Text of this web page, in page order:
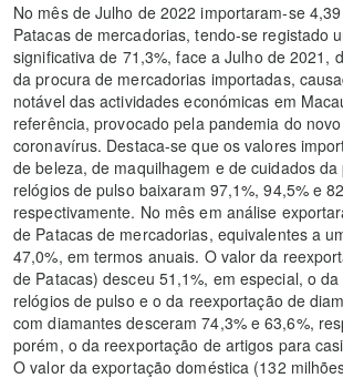
No mês de Julho de 2022 importaram-se
Patacas de mercadorias, tendo-se registado
significativa de 71,3%, face a Julho de 2021,
da procura de mercadorias importadas,
notável das actividades económicas em
referência, provocado pela pandemia do
coronavírus. Destaca-se que os valores
de beleza, de maquilhagem e de cuidados
relógios de pulso baixaram 97,1%, 94,5% e
respectivamente. No mês em análise
de Patacas de mercadorias, equivalentes a
47,0%, em termos anuais. O valor da
de Patacas) desceu 51,1%, em especial, o
relógios de pulso e o da reexportação de
com diamantes desceram 74,3% e 63,6%,
porém, o da reexportação de artigos para
O valor da exportação doméstica (132